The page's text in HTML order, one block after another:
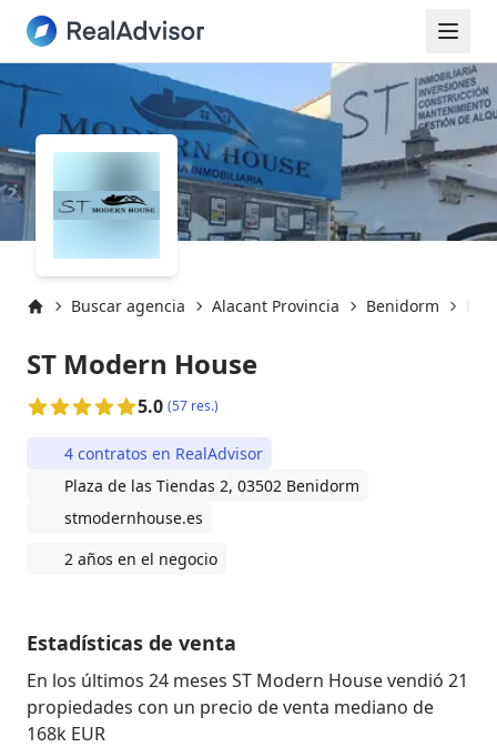
Buscar agencia Alacant Provincia Benidorm
ST Modern House
5.0 (57 res.)
4 contratos en RealAdvisor
Plaza de las Tiendas 2, 03502 Benidorm
stmodernhouse.es
2 años en el negocio
Estadísticas de venta
En los últimos 24 meses ST Modern House vendió 21
propiedades con un precio de venta mediano de
168k EUR